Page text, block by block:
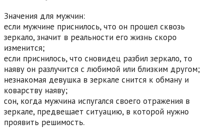
Значения для мужчин:
если мужчине приснилось, что он прошел сквозь
зеркало, значит в реальности его жизнь скоро
изменится;
если приснилось, что сновидец разбил зеркало, то
наяву он разлучится с любимой или близким другом;
незнакомая девушка в зеркале снится к обману и
коварству наяву;
сон, когда мужчина испугался своего отражения в
зеркале, предвещает ситуацию, в которой нужно
проявить решимость.